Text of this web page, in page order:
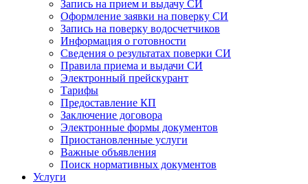
Запись на прием и выдачу СИ
Оформление заявки на поверку СИ
Запись на поверку водосчетчиков
Информация о готовности
Сведения о результатах поверки СИ
Правила приема и выдачи СИ
Электронный прейскурант
Тарифы
Предоставление КП
Заключение договора
Электронные формы документов
Приостановленные услуги
Важные объявления
Поиск нормативных документов
Услуги